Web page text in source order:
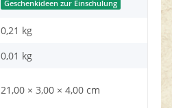
Geschenkideen zur Einschulung
0,21 kg
0,01 kg
21,00 × 3,00 × 4,00 cm